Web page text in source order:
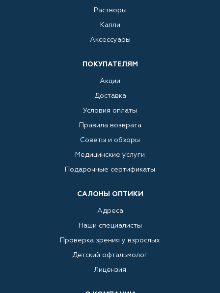
Растворы
Капли
Аксессуары
ПОКУПАТЕЛЯМ
Акции
Доставка
Условия оплаты
Правила возврата
Советы и обзоры
Медицинские услуги
Подарочные сертификаты
САЛОНЫ ОПТИКИ
Адреса
Наши специалисты
Проверка зрения у взрослых
Детский офтальмолог
Лицензия